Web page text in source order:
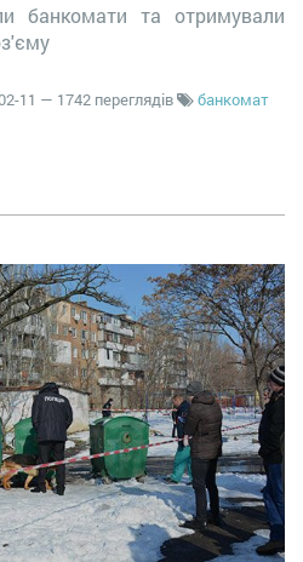
банкомати та отримували
11 — 1742 переглядів
банкомат